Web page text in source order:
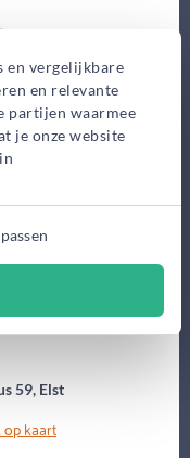
en vergelijkbare
en relevante
partijen waarmee
je onze website
59, Elst
op kaart